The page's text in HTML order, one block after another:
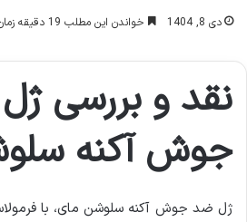
دی 8, 1404 خواندن این مطلب 19 دقیقه زمان میبرد
نقد و بررسی
جوش آکنه
ژل ضد جوش آکنه سلوشن مای، با